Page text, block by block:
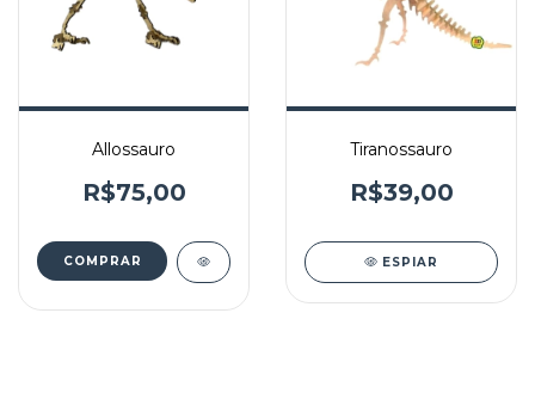
Allossauro
R$75,00
Tiranossauro
R$39,00
ESPIAR